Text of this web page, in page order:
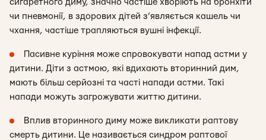
сигаретного диму, значно частіше хворіють на бронхіти
чи пневмонії, в здорових дітей з’являється кашель чи
чхання, частіше трапляються вушні інфекції.
Пасивне куріння може спровокувати напад астми у
дитини. Діти з астмою, які вдихають вторинний дим,
мають більш серйозні та часті напади астми. Такі
напади можуть загрожувати життю дитини.
Вплив вторинного диму може викликати раптову
смерть дитини. Це називається синдром раптової